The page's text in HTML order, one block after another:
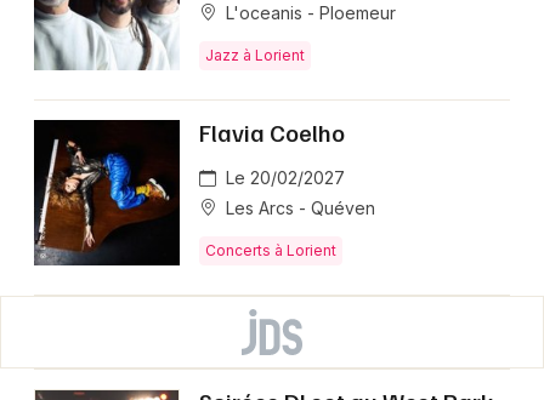
L'oceanis - Ploemeur
Jazz à Lorient
Flavia Coelho
Le 20/02/2027
Les Arcs - Quéven
Concerts à Lorient